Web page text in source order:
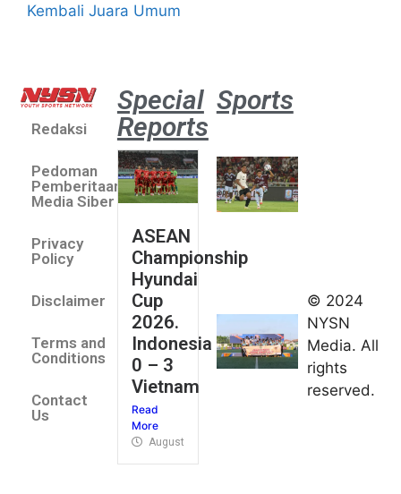
Kembali Juara Umum
Redaksi
Pedoman
Pemberitaan
Media Siber
Privacy
Policy
Disclaimer
Terms and
Conditions
Contact
Us
Special
Reports
ASEAN
Championship
Hyundai
Cup
2026.
Indonesia
0 – 3
Vietnam
Read
More
August 4, 2026
Sports
umum
Kejurnas
Panahan
Junior di
Kudus
© 2024
NYSN
Media. All
rights
reserved.